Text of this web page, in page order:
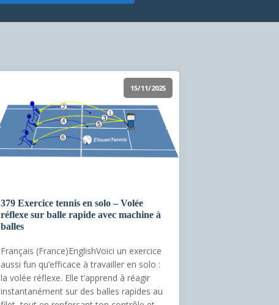
15/11/2025
379 Exercice tennis en solo – Volée
réflexe sur balle rapide avec machine à
balles
Français (France)EnglishVoici un exercice
aussi fun qu’efficace à travailler en solo :
la volée réflexe. Elle t’apprend à réagir
instantanément sur des balles rapides au